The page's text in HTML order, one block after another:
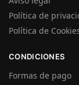
Política de
Política de
CONDICIONES
Formas de pago